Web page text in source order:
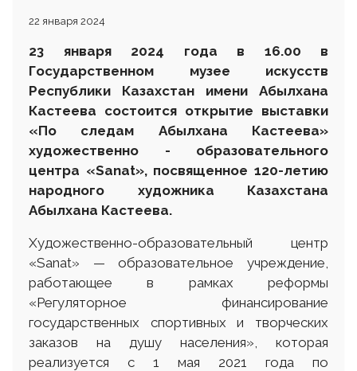
22 января 2024
23 января 2024 года в 16.00 в
Государственном музее искусств
Республики Казахстан имени Абылхана
Кастеева состоится открытие выставки
«По следам Абылхана Кастеева»
художественно - образовательного
центра «Sanat», посвященное 120-летию
народного художника Казахстана
Абылхана Кастеева.
Художественно-образовательный центр
«Sanat» — образовательное учреждение,
работающее в рамках реформы
«Регуляторное финансирование
государственных спортивных и творческих
заказов на душу населения», которая
реализуется с 1 мая 2021 года по